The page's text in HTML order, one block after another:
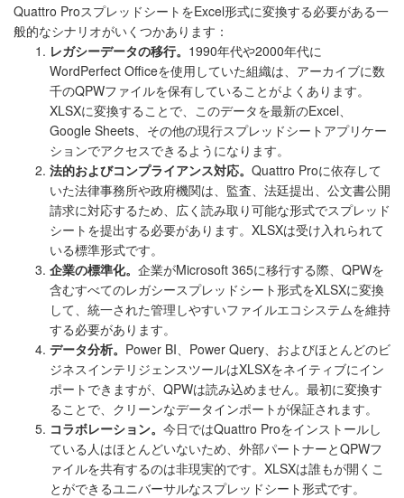
Quattro ProスプレッドシートをExcel形式に変換する必要がある一
般的なシナリオがいくつかあります：
レガシーデータの移行。 1990年代や2000年代に
WordPerfect Officeを使用していた組織は、アーカイブに数
千のQPWファイルを保有していることがよくあります。
XLSXに変換することで、このデータを最新のExcel、
Google Sheets、その他の現行スプレッドシートアプリケー
ションでアクセスできるようになります。
法的およびコンプライアンス対応。 Quattro Proに依存して
いた法律事務所や政府機関は、監査、法廷提出、公文書公開
請求に対応するため、広く読み取り可能な形式でスプレッド
シートを提出する必要があります。XLSXは受け入れられて
いる標準形式です。
企業の標準化。 企業がMicrosoft 365に移行する際、QPWを
含むすべてのレガシースプレッドシート形式をXLSXに変換
して、統一された管理しやすいファイルエコシステムを維持
する必要があります。
データ分析。 Power BI、Power Query、およびほとんどのビ
ジネスインテリジェンスツールはXLSXをネイティブにイン
ポートできますが、QPWは読み込めません。最初に変換す
ることで、クリーンなデータインポートが保証されます。
コラボレーション。 今日ではQuattro Proをインストールし
ている人はほとんどいないため、外部パートナーとQPWフ
ァイルを共有するのは非現実的です。XLSXは誰もが開くこ
とができるユニバーサルなスプレッドシート形式です。